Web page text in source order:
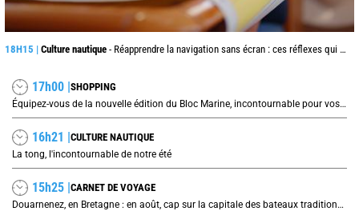
18H15 | Culture nautique - Réapprendre la navigation sans écran : ces réflexes qui peuvent sauver une traversée
17h00 |SHOPPING
Équipez-vous de la nouvelle édition du Bloc Marine, incontournable pour vos prochaines navigations !
16h21 |CULTURE NAUTIQUE
La tong, l'incontournable de notre été
15h25 |CARNET DE VOYAGE
Douarnenez, en Bretagne : en août, cap sur la capitale des bateaux traditionnels et de la sardine